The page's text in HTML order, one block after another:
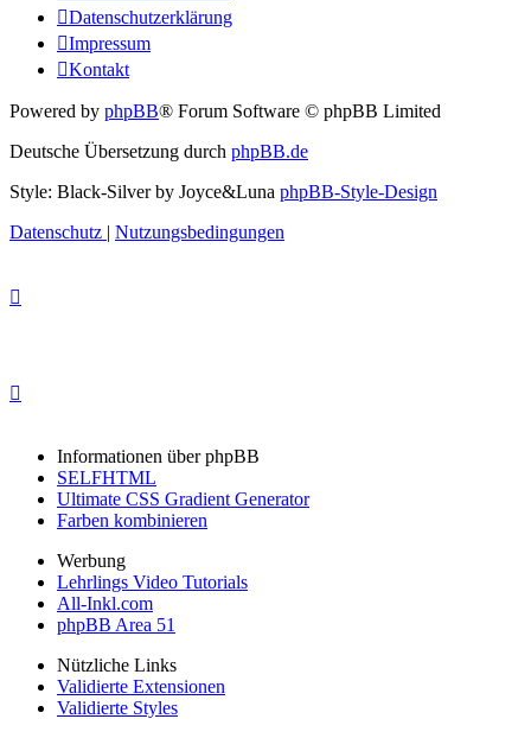
Datenschutzerklärung
Impressum
Kontakt
Powered by phpBB® Forum Software © phpBB Limited
Deutsche Übersetzung durch phpBB.de
Style: Black-Silver by Joyce&Luna phpBB-Style-Design
Datenschutz | Nutzungsbedingungen
Informationen über phpBB
SELFHTML
Ultimate CSS Gradient Generator
Farben kombinieren
Werbung
Lehrlings Video Tutorials
All-Inkl.com
phpBB Area 51
Nützliche Links
Validierte Extensionen
Validierte Styles